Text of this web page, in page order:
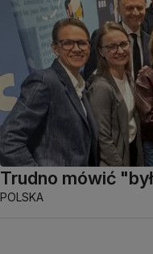
Trudno mówić
POLSKA